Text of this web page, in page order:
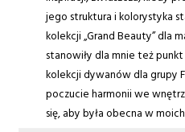
jego struktura i kolorystyka
kolekcji „Grand Beauty” dla
stanowiły dla mnie też
kolekcji dywanów dla grupy
poczucie harmonii we
się, aby była obecna w